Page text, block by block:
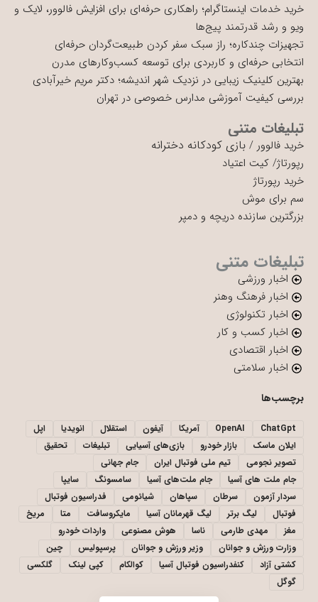
خرید خدمات اینستاگرام؛ راهکاری حرفه‌ای برای افزایش فالوور، لایک و
ویو و رشد قدرتمند پیج‌ها
تجهیزات چندکاره؛ راز سبک سفر کردن طبیعت‌گردان حرفه‌ای
انتخابی حرفه‌ای و کاربردی برای توسعه کسب‌وکارهای مدرن
بهترین کلینیک زیبایی در نزدیک شهر اندیشه؛ دکتر مریم خیرآبادی
بررسی کیفیت آموزشی مدارس خصوصی در تهران
تبلیغات متنی
خرید فالوور / بازی کودکانه دخترانه
رپورتاژ/ کیت اعتیاد
خرید رپورتاژ
سم برای موش
بزرگترین سازنده دریچه و دمپر
تبلیغات متنی
اخبار ورزشی
اخبار فرهنگ وهنر
اخبار تکنولوژی
اخبار کسب و کار
اخبار اقتصادی
اخبار سلامتی
برچسب‌ها
ChatGpt
OpenAI آمریکا آیفون استقلال انویدیا
اپل
ایلان ماسک
بازار خودرو بازی‌های آسیایی تبلیغات
تحقیق
تصویر نجومی
تیم ملی فوتبال ایران
جام جهانی
جام ملت های آسیا
جام ملت‌های آسیا سامسونگ
سایپا
سردار آزمون
سرطان سپاهان شیائومی
فدراسیون فوتبال
فوتبال
لیگ برتر لیگ قهرمانان آسیا مایکروسافت متا
مریخ
مغز
مهدی طارمی ناسا هوش مصنوعی
واردات خودرو
وزارت ورزش و جوانان
وزیر ورزش و جوانان پرسپولیس
چین
کشتی آزاد
کنفدراسیون فوتبال آسیا کوالکام کپی لینک
گلکسی
گوگل